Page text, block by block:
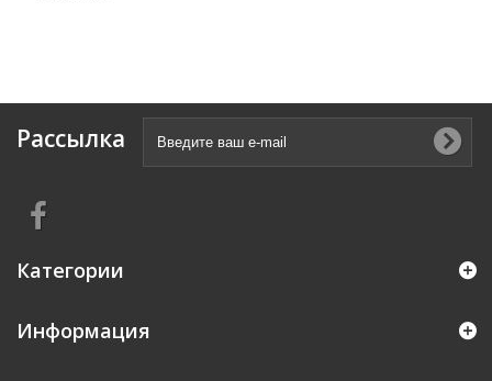
Рассылка
Категории
Информация